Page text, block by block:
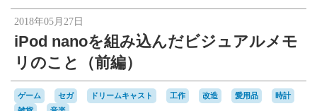
2018年05月27日
iPod nanoを組み込んだビジュアルメモ
リのこと（前編）
ゲーム セガ ドリームキャスト 工作 改造 愛用品
時計